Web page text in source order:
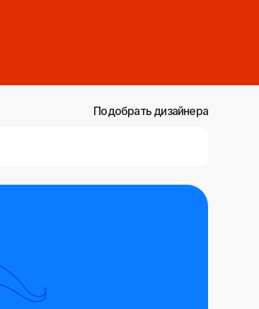
Подобрать дизайнера